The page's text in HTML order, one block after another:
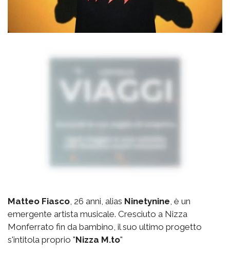
Matteo Fiasco , 26 anni, alias Ninetynine , è un
emergente artista musicale. Cresciuto a Nizza
Monferrato fin da bambino, il suo ultimo progetto
s'intitola proprio "Nizza M.to"